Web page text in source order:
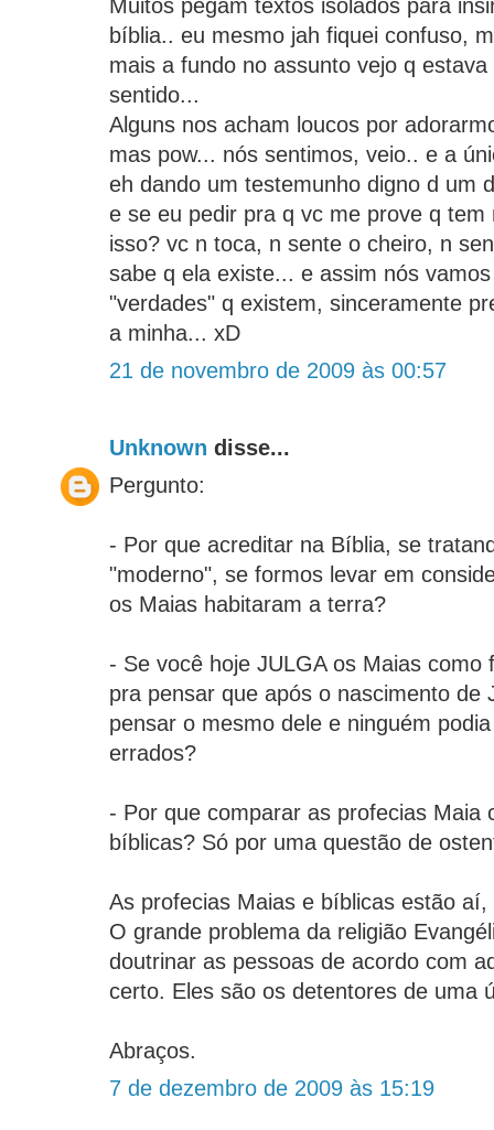
Muitos pegam textos isolados para
bíblia.. eu mesmo jah fiquei confuso,
mais a fundo no assunto vejo q
sentido...
Alguns nos acham loucos por
mas pow... nós sentimos, veio.. e a
eh dando um testemunho digno d um
e se eu pedir pra q vc me prove q tem
isso? vc n toca, n sente o cheiro, n
sabe q ela existe... e assim nós
"verdades" q existem, sinceramente
a minha... xD
21 de novembro de 2009 às 00:57
Unknown disse...
Pergunto:
- Por que acreditar na Bíblia, se
"moderno", se formos levar em
os Maias habitaram a terra?
- Se você hoje JULGA os Maias como
pra pensar que após o nascimento de
pensar o mesmo dele e ninguém
errados?
- Por que comparar as profecias Maia
bíblicas? Só por uma questão de
As profecias Maias e bíblicas estão
O grande problema da religião
doutrinar as pessoas de acordo com
certo. Eles são os detentores de uma
Abraços.
7 de dezembro de 2009 às 15:19